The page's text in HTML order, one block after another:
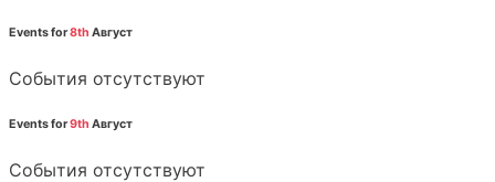
Events for8th Август
События отсутствуют
Events for9th Август
События отсутствуют